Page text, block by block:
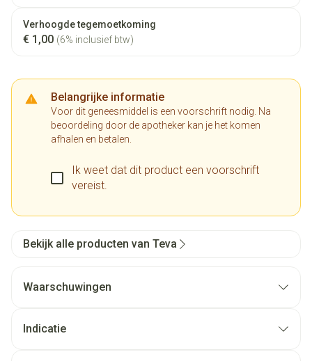
Verhoogde tegemoetkoming
€ 1,00 (6% inclusief btw)
Belangrijke informatie
Voor dit geneesmiddel is een voorschrift nodig. Na
beoordeling door de apotheker kan je het komen
afhalen en betalen.
Ik weet dat dit product een voorschrift
vereist.
Bekijk alle producten van Teva
Waarschuwingen
Indicatie